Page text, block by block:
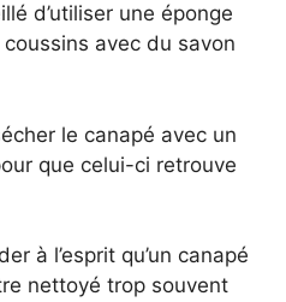
d’utiliser une éponge
avec du savon
le canapé avec un
que celui-ci retrouve
à l’esprit qu’un canapé
nettoyé trop souvent